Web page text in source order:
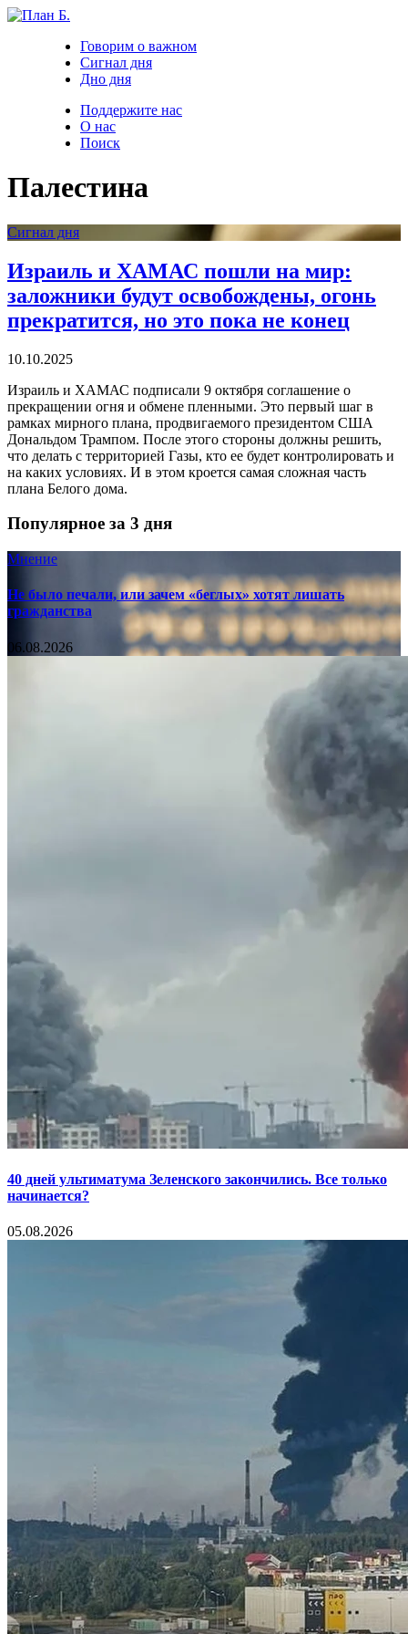
Говорим о важном
Сигнал дня
Дно дня
Поддержите нас
О нас
Поиск
Палестина
Сигнал дня
Израиль и ХАМАС пошли на мир:
заложники будут освобождены, огонь
прекратится, но это пока не конец
10.10.2025
Израиль и ХАМАС подписали 9 октября соглашение о
прекращении огня и обмене пленными. Это первый шаг в
рамках мирного плана, продвигаемого президентом США
Дональдом Трампом. После этого стороны должны решить,
что делать с территорией Газы, кто ее будет контролировать и
на каких условиях. И в этом кроется самая сложная часть
плана Белого дома.
Популярное за 3 дня
Мнение
Не было печали, или зачем «беглых» хотят лишать
гражданства
06.08.2026
40 дней ультиматума Зеленского закончились. Все только
начинается?
05.08.2026